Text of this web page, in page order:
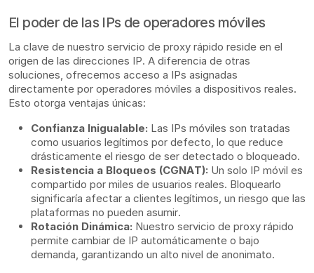
El poder de las IPs de operadores móviles
La clave de nuestro servicio de proxy rápido reside en el
origen de las direcciones IP. A diferencia de otras
soluciones, ofrecemos acceso a IPs asignadas
directamente por operadores móviles a dispositivos reales.
Esto otorga ventajas únicas:
Confianza Inigualable: Las IPs móviles son tratadas
como usuarios legítimos por defecto, lo que reduce
drásticamente el riesgo de ser detectado o bloqueado.
Resistencia a Bloqueos (CGNAT): Un solo IP móvil es
compartido por miles de usuarios reales. Bloquearlo
significaría afectar a clientes legítimos, un riesgo que las
plataformas no pueden asumir.
Rotación Dinámica: Nuestro servicio de proxy rápido
permite cambiar de IP automáticamente o bajo
demanda, garantizando un alto nivel de anonimato.